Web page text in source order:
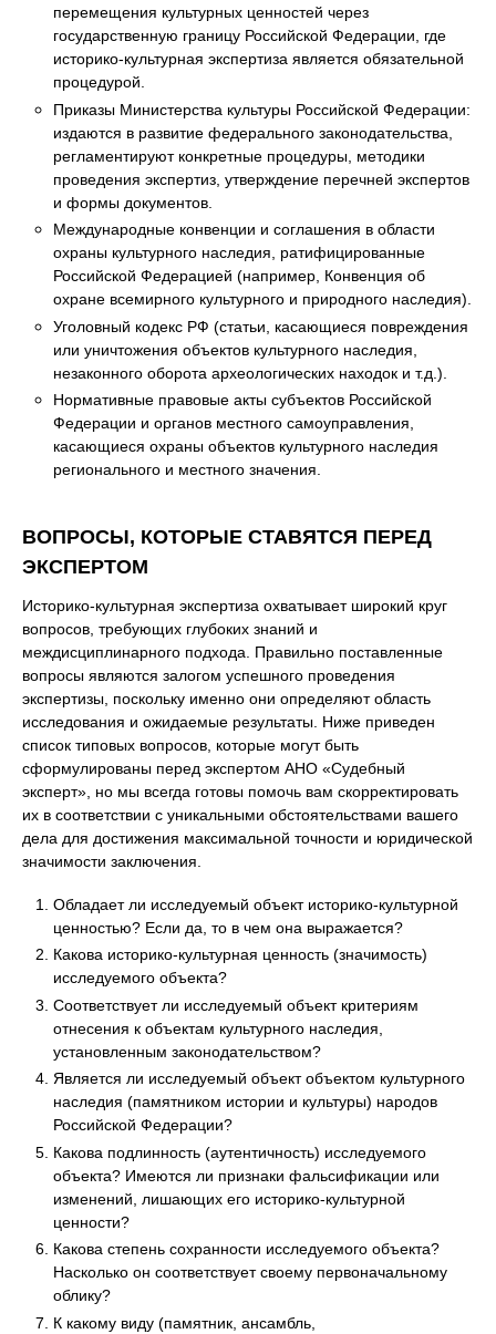
перемещения культурных ценностей через
государственную границу Российской Федерации, где
историко-культурная экспертиза является обязательной
процедурой.
Приказы Министерства культуры Российской Федерации:
издаются в развитие федерального законодательства,
регламентируют конкретные процедуры, методики
проведения экспертиз, утверждение перечней экспертов
и формы документов.
Международные конвенции и соглашения в области
охраны культурного наследия, ратифицированные
Российской Федерацией (например, Конвенция об
охране всемирного культурного и природного наследия).
Уголовный кодекс РФ (статьи, касающиеся повреждения
или уничтожения объектов культурного наследия,
незаконного оборота археологических находок и т.д.).
Нормативные правовые акты субъектов Российской
Федерации и органов местного самоуправления,
касающиеся охраны объектов культурного наследия
регионального и местного значения.
ВОПРОСЫ, КОТОРЫЕ СТАВЯТСЯ ПЕРЕД
ЭКСПЕРТОМ
Историко-культурная экспертиза охватывает широкий круг
вопросов, требующих глубоких знаний и
междисциплинарного подхода. Правильно поставленные
вопросы являются залогом успешного проведения
экспертизы, поскольку именно они определяют область
исследования и ожидаемые результаты. Ниже приведен
список типовых вопросов, которые могут быть
сформулированы перед экспертом АНО «Судебный
эксперт», но мы всегда готовы помочь вам скорректировать
их в соответствии с уникальными обстоятельствами вашего
дела для достижения максимальной точности и юридической
значимости заключения.
Обладает ли исследуемый объект историко-культурной
ценностью? Если да, то в чем она выражается?
Какова историко-культурная ценность (значимость)
исследуемого объекта?
Соответствует ли исследуемый объект критериям
отнесения к объектам культурного наследия,
установленным законодательством?
Является ли исследуемый объект объектом культурного
наследия (памятником истории и культуры) народов
Российской Федерации?
Какова подлинность (аутентичность) исследуемого
объекта? Имеются ли признаки фальсификации или
изменений, лишающих его историко-культурной
ценности?
Какова степень сохранности исследуемого объекта?
Насколько он соответствует своему первоначальному
облику?
К какому виду (памятник, ансамбль,